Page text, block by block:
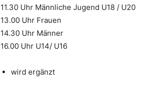
11.30 Uhr Männliche Jugend U18 / U20
13.00 Uhr Frauen
14.30 Uhr Männer
16.00 Uhr U14/ U16
wird ergänzt